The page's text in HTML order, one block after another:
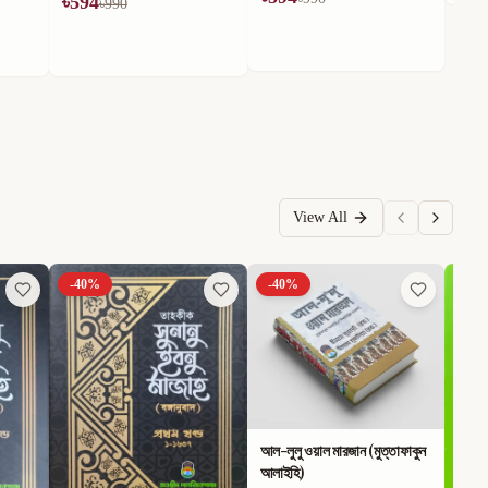
View All
-40%
আল-লুলু ওয়াল মারজান (মুত্তাফাকুন
আলাইহি)
-40%